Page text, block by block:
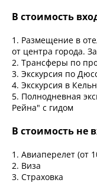
В стоимость
1. Размещение в
от центра города.
2. Трансферы по
3. Экскурсия по
4. Экскурсия в
5. Полнодневная
Рейна" с гидом
В стоимость не
1. Авиаперелет (от
2. Виза
3. Страховка